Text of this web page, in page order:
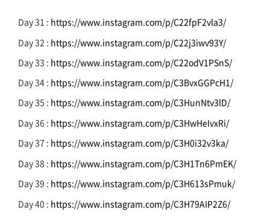
Day 31 : https://www.instagram.com/p/C22fpF2vla3/
Day 32 : https://www.instagram.com/p/C22j3iwv93Y/
Day 33 : https://www.instagram.com/p/C22odV1PSnS/
Day 34 : https://www.instagram.com/p/C3BvxGGPcH1/
Day 35 : https://www.instagram.com/p/C3HunNtv3lD/
Day 36 : https://www.instagram.com/p/C3HwHeIvxRi/
Day 37 : https://www.instagram.com/p/C3H0i32v3ka/
Day 38 : https://www.instagram.com/p/C3H1Tn6PmEK/
Day 39 : https://www.instagram.com/p/C3H613sPmuk/
Day 40 : https://www.instagram.com/p/C3H79AIP2Z6/